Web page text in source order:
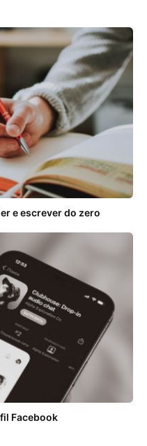
e escrever do zero
Facebook